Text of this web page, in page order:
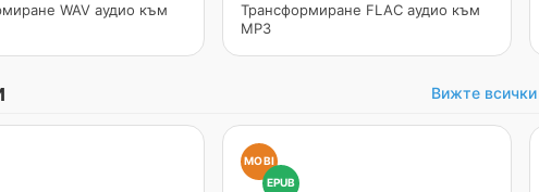
WAV аудио към
Трансформиране FLAC аудио към
MP3
Вижте
MOBI
EPUB